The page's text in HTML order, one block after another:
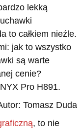
lekką
to całkiem nieźle.
jak to wszystko
są warte
cenie?
Pro H891.
Tomasz Duda
, to nie